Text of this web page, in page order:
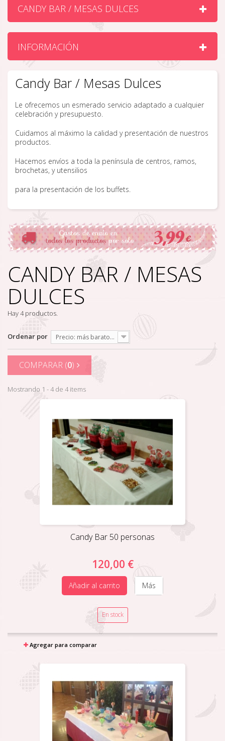
CANDY BAR / MESAS DULCES
INFORMACIÓN
Candy Bar / Mesas Dulces
Le ofrecemos un esmerado servicio adaptado a cualquier
celebración y presupuesto.
Cuidamos al máximo la calidad y presentación de nuestros
productos.
Hacemos envíos a toda la península de centros, ramos,
brochetas, y utensilios
para la presentación de los buffets.
CANDY BAR / MESAS
DULCES
Hay 4 productos.
Ordenar por Precio: más baratos primero
COMPARAR (0)
Mostrando 1 - 4 de 4 items
Candy Bar 50 personas
120,00 €
Añadir al carrito Más
En stock
Agregar para comparar